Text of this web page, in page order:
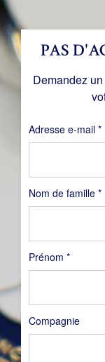
Nom de famille *
Prénom *
Compagnie
PAS
Demandez
Adresse e-mail *